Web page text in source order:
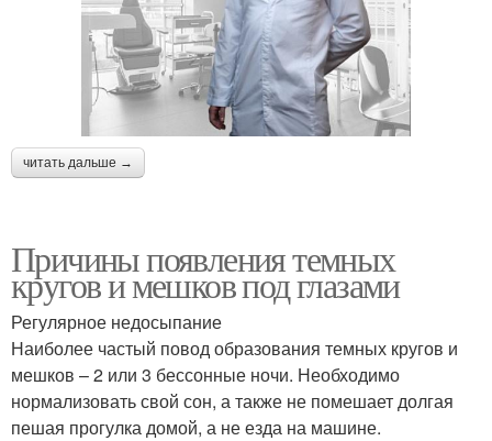
читать дальше →
Причины появления темных
кругов и мешков под глазами
Регулярное недосыпание
Наиболее частый повод образования темных кругов и
мешков – 2 или 3 бессонные ночи. Необходимо
нормализовать свой сон, а также не помешает долгая
пешая прогулка домой, а не езда на машине.